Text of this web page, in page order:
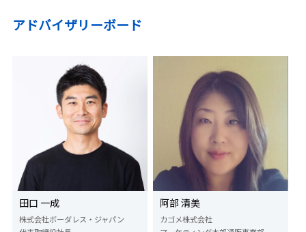
アドバイザリーボード
田口 一成
株式会社ボーダレス・ジャパン
阿部 清美
カゴメ株式会社